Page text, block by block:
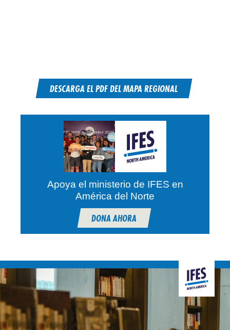
DESCARGA EL PDF DEL MAPA REGIONAL
Apoya el ministerio de IFES en
América del Norte
DONA AHORA